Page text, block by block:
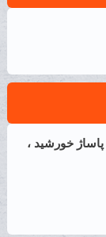
خورشید ،